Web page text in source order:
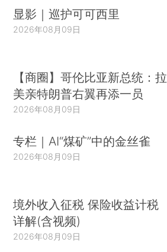
显影｜巡护可可西里
2026年08月09日
【商圈】哥伦比亚新总统：拉
美亲特朗普右翼再添一员
2026年08月09日
专栏｜AI“煤矿”中的金丝雀
2026年08月09日
境外收入征税 保险收益计税
详解(含视频)
2026年08月09日